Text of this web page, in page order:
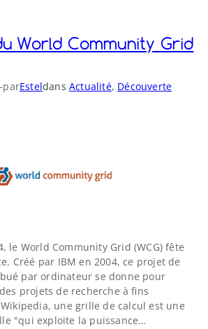
World Community Grid
parEsteldans Actualité, Découverte
le World Community Grid (WCG) fête
Créé par IBM en 2004, ce projet de
par ordinateur se donne pour
projets de recherche à fins
une grille de calcul est une
"qui exploite la puissance…